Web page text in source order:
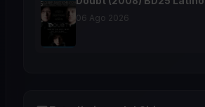
06 Ago 2026